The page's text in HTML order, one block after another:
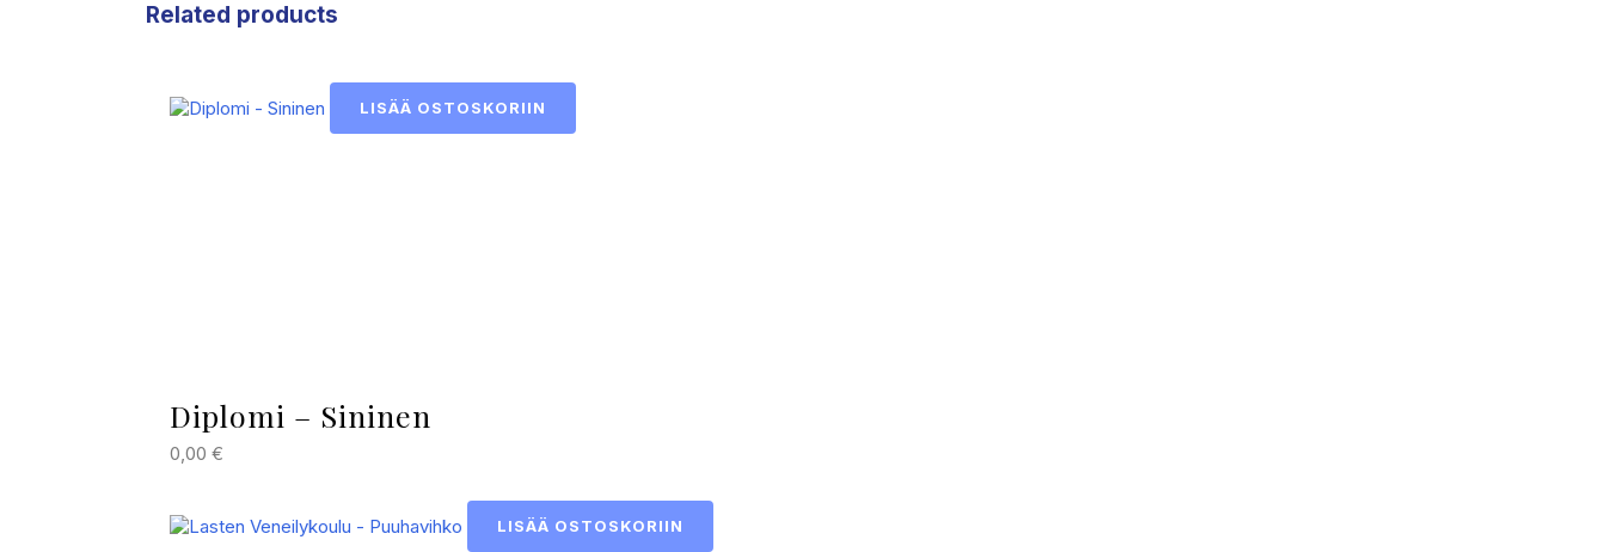
Related products
LISÄÄ OSTOSKORIIN
Diplomi – Sininen
0,00 €
LISÄÄ OSTOSKORIIN